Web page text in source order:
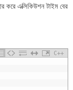
করে এক্সিকিউশন টাইম বের
C++